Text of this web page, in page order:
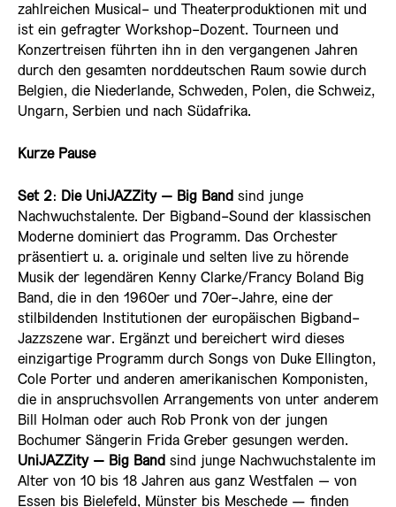
zahlreichen Musical- und Theaterproduktionen mit und
ist ein gefragter Workshop-Dozent. Tourneen und
Konzertreisen führten ihn in den vergangenen Jahren
durch den gesamten norddeutschen Raum sowie durch
Belgien, die Niederlande, Schweden, Polen, die Schweiz,
Ungarn, Serbien und nach Südafrika.
Kurze Pause
Set 2: Die UniJAZZity – Big Band sind junge
Nachwuchstalente. Der Bigband-Sound der klassischen
Moderne dominiert das Programm. Das Orchester
präsentiert u. a. originale und selten live zu hörende
Musik der legendären Kenny Clarke/Francy Boland Big
Band, die in den 1960er und 70er-Jahre, eine der
stilbildenden Institutionen der europäischen Bigband-
Jazzszene war. Ergänzt und bereichert wird dieses
einzigartige Programm durch Songs von Duke Ellington,
Cole Porter und anderen amerikanischen Komponisten,
die in anspruchsvollen Arrangements von unter anderem
Bill Holman oder auch Rob Pronk von der jungen
Bochumer Sängerin Frida Greber gesungen werden.
UniJAZZity – Big Band sind junge Nachwuchstalente im
Alter von 10 bis 18 Jahren aus ganz Westfalen – von
Essen bis Bielefeld, Münster bis Meschede — finden